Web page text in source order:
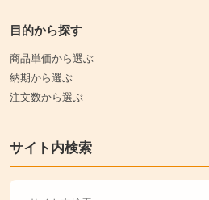
目的から探す
商品単価から選ぶ
納期から選ぶ
注文数から選ぶ
サイト内検索